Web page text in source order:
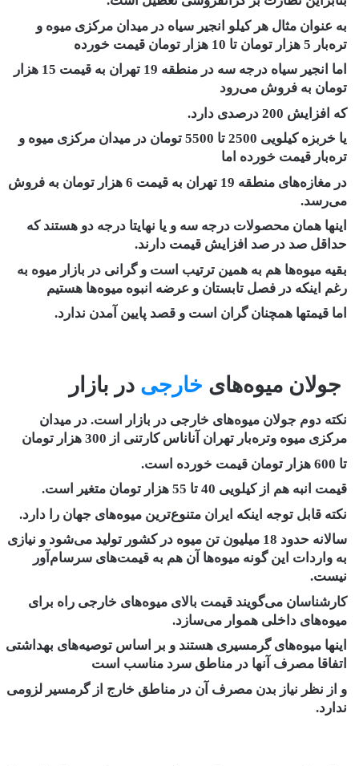
به عنوان مثال هر کیلو انجیر سیاه در میدان مرکزی میوه و
تره‌بار 5 هزار تومان تا 10 هزار تومان قیمت خورده
اما انجیر سیاه درجه سه در منطقه 19 تهران به قیمت 15 هزار
تومان به فروش می‌رود
که افزایش 200 درصدی دارد.
یا خربزه کیلویی 2500 تا 5500 تومان در میدان مرکزی میوه و
تره‌بار قیمت خورده اما
در مغازه‌های منطقه 19 تهران به قیمت 6 هزار تومان به فروش
می‌رسد.
اینها همان محصولات درجه سه و یا نهایتا درجه دو هستند که
حداقل صد در صد افزایش قیمت دارند.
بقیه میوه‌ها هم به همین ترتیب است و گرانی در بازار میوه به
رغم اینکه در فصل تابستان و عرضه انبوه میوه‌‌ها هستیم
اما قیمتها همچنان گران است و قصد پایین آمدن ندارد.
جولان میوه‌های خارجی در بازار
نکته دوم جولان میوه‌های خارجی در بازار است. در میدان
مرکزی میوه وتره‌بار تهران آناناس کارتنی از 300 هزار تومان
تا 600 هزار تومان قیمت خورده است.
قیمت انبه هم از کیلویی 40 تا 55 هزار تومان متغیر است.
نکته قابل توجه اینکه ایران متنوع‌ترین میوه‌های جهان را دارد.
سالانه حدود 18 میلیون تن میوه در کشور تولید می‌شود و نیازی
به واردات این گونه میوه‌ها آن هم به قیمت‌های سرسام‌آور
نیست.
کارشناسان می‌گویند قیمت‌ بالای میوه‌های خارجی راه برای
میوه‌های داخلی هموار می‌‌سازد.
اینها میوه‌های گرمسیری هستند و بر اساس توصیه‌های بهداشتی
اتفاقا مصرف آنها در مناطق سرد مناسب است
و از نظر نیاز بدن مصرف آن در مناطق خارج از گرمسیر لزومی
ندارد.